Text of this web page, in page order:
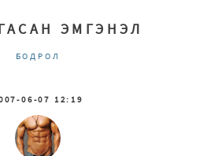
ЭМГЭНЭЛ
БОДРОЛ
2007-06-07 12:19